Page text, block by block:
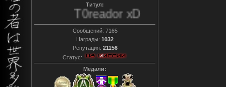
Титул:
T0reador xD
Сообщений: 7165
Награды: 1032
Репутация: 21156
Статус:
Медали: